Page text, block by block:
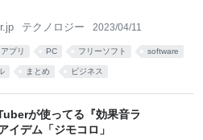
テクノロジー 2023/04/11
アプリ PC フリーソフト software
まとめ ビジネス
が使ってる『効果音ラ
イデム「ジモコロ」